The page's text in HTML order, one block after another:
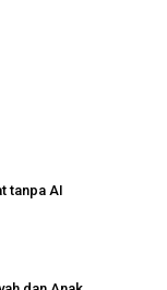
tanpa AI